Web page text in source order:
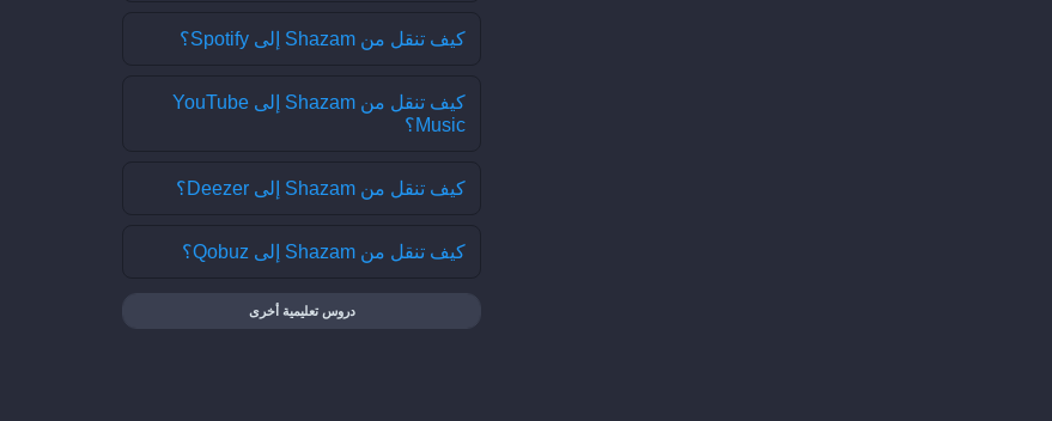
كيف تنقل من Shazam إلى Spotify؟
كيف تنقل من Shazam إلى YouTube
Music؟
كيف تنقل من Shazam إلى Deezer؟
كيف تنقل من Shazam إلى Qobuz؟
دروس تعليمية أخرى